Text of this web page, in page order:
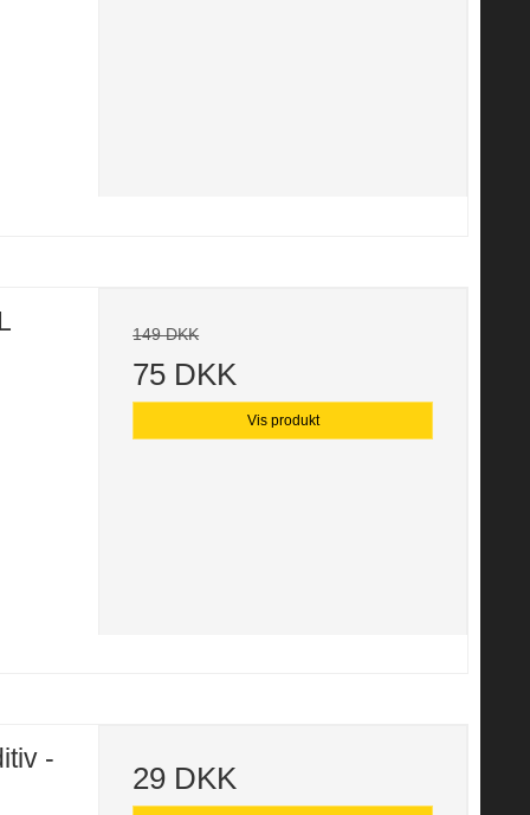
149 DKK
75 DKK
Vis produkt
-
29 DKK